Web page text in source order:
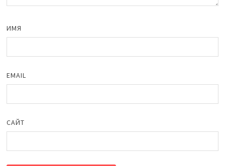
ИМЯ
EMAIL
САЙТ